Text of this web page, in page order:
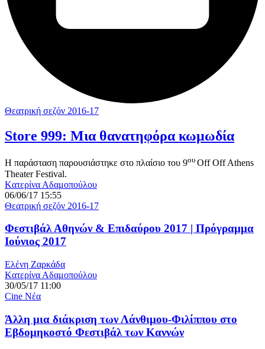
Θεατρική σεζόν 2016-17
Store 999: Μια θανατηφόρα κωμωδία
Η παράσταση παρουσιάστηκε στο πλαίσιο του 9ου Off Off Athens
Theater Festival.
Kατερίνα Αδαμοπούλου
06/06/17 15:55
Θεατρική σεζόν 2016-17
Φεστιβάλ Αθηνών & Επιδαύρου 2017 | Πρόγραμμα
Ιούνιος 2017
Ελένη Ζαρκάδα
Kατερίνα Αδαμοπούλου
30/05/17 11:00
Cine Νέα
Άλλη μια διάκριση των Λάνθιμου-Φιλίππου στο
Εβδομηκοστό Φεστιβάλ των Καννών